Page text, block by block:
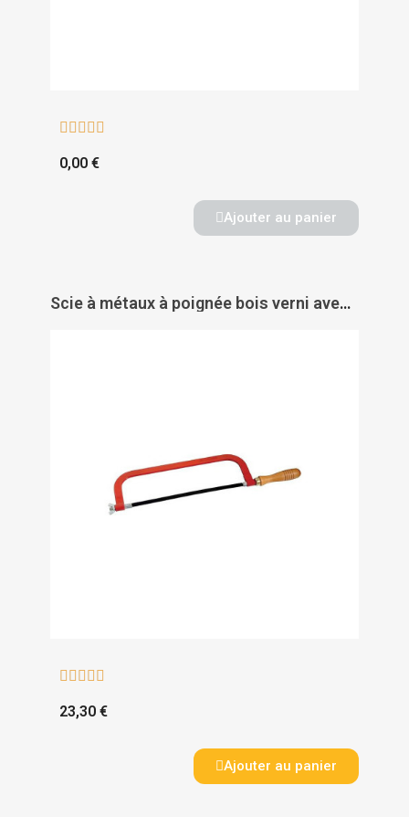
    
0,00 €
Ajouter au panier
Scie à métaux à poignée bois verni avec 1 lame HSS 300 mm - 690-3 - SAM OUTILLAGE
    
23,30 €
Ajouter au panier